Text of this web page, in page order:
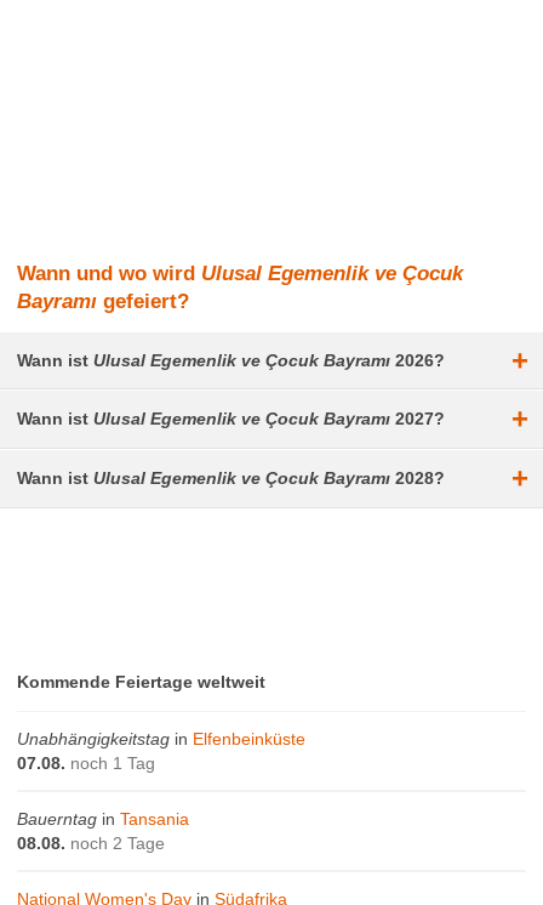
Wann und wo wird Ulusal Egemenlik ve Çocuk
Bayramı gefeiert?
Wann istUlusal Egemenlik ve Çocuk Bayramı 2026? +
Wann istUlusal Egemenlik ve Çocuk Bayramı 2027? +
Wann istUlusal Egemenlik ve Çocuk Bayramı 2028? +
Kommende Feiertage weltweit
Unabhängigkeitstag in Elfenbeinküste
07.08. noch 1 Tag
Bauerntag inTansania
08.08. noch 2 Tage
National Women's Day inSüdafrika